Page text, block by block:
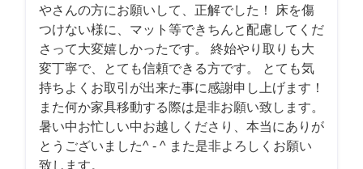
やさんの方にお願いして、正解でした！ 床を傷
つけない様に、マット等できちんと配慮してくだ
さって大変嬉しかったです。 終始やり取りも大
変丁寧で、とても信頼できる方です。 とても気
持ちよくお取引が出来た事に感謝申し上げます！
また何か家具移動する際は是非お願い致します。
暑い中お忙しい中お越しくださり、本当にありが
とうございました^ - ^ また是非よろしくお願い
致します。